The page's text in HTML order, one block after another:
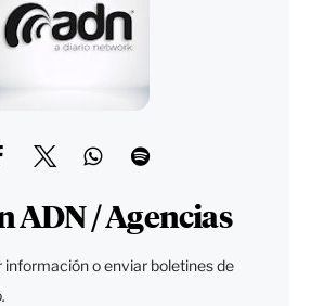
ADN / Agencias
o enviar boletines de